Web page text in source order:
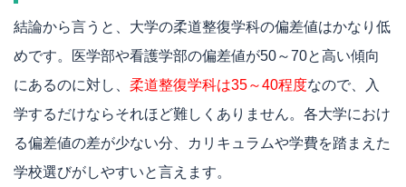
結論から言うと、大学の柔道整復学科の偏差値はかなり低
めです。医学部や看護学部の偏差値が50～70と高い傾向
にあるのに対し、 柔道整復学科は35～40程度なので、入
学するだけならそれほど難しくありません。各大学におけ
る偏差値の差が少ない分、カリキュラムや学費を踏まえた
学校選びがしやすいと言えます。